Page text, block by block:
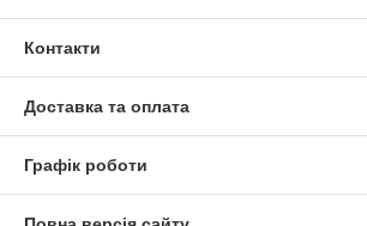
Контакти
Доставка та оплата
Графік роботи